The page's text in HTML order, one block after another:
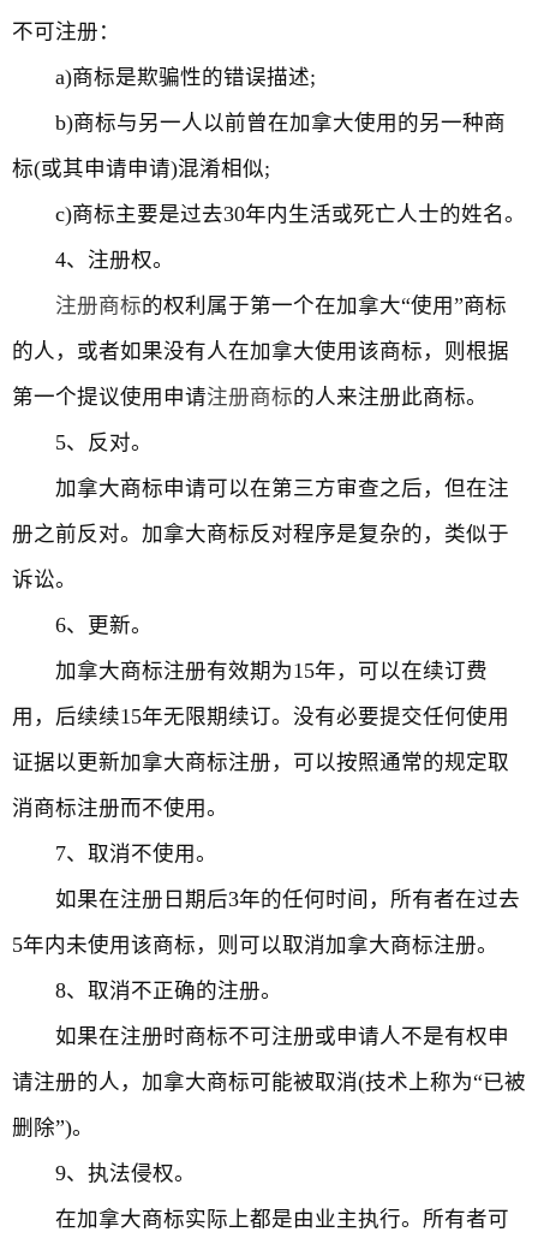
不可注册：
a)商标是欺骗性的错误描述;
b)商标与另一人以前曾在加拿大使用的另一种商
标(或其申请申请)混淆相似;
c)商标主要是过去30年内生活或死亡人士的姓名。
4、注册权。
注册商标的权利属于第一个在加拿大“使用”商标
的人，或者如果没有人在加拿大使用该商标，则根据
第一个提议使用申请注册商标的人来注册此商标。
5、反对。
加拿大商标申请可以在第三方审查之后，但在注
册之前反对。加拿大商标反对程序是复杂的，类似于
诉讼。
6、更新。
加拿大商标注册有效期为15年，可以在续订费
用，后续续15年无限期续订。没有必要提交任何使用
证据以更新加拿大商标注册，可以按照通常的规定取
消商标注册而不使用。
7、取消不使用。
如果在注册日期后3年的任何时间，所有者在过去
5年内未使用该商标，则可以取消加拿大商标注册。
8、取消不正确的注册。
如果在注册时商标不可注册或申请人不是有权申
请注册的人，加拿大商标可能被取消(技术上称为“已被
删除”)。
9、执法侵权。
在加拿大商标实际上都是由业主执行。所有者可